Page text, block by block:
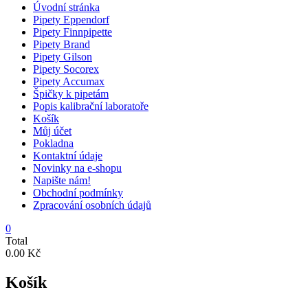
Úvodní stránka
Pipety Eppendorf
Pipety Finnpipette
Pipety Brand
Pipety Gilson
Pipety Socorex
Pipety Accumax
Špičky k pipetám
Popis kalibrační laboratoře
Košík
Můj účet
Pokladna
Kontaktní údaje
Novinky na e-shopu
Napište nám!
Obchodní podmínky
Zpracování osobních údajů
0
Total
0.00 Kč
Košík